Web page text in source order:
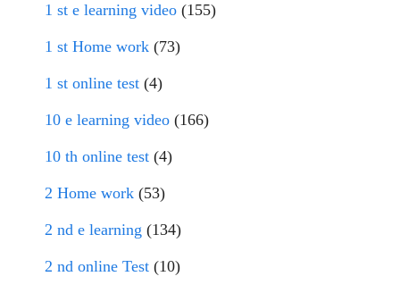
1 st e learning video (155)
1 st Home work (73)
1 st online test (4)
10 e learning video (166)
10 th online test (4)
2 Home work (53)
2 nd e learning (134)
2 nd online Test (10)